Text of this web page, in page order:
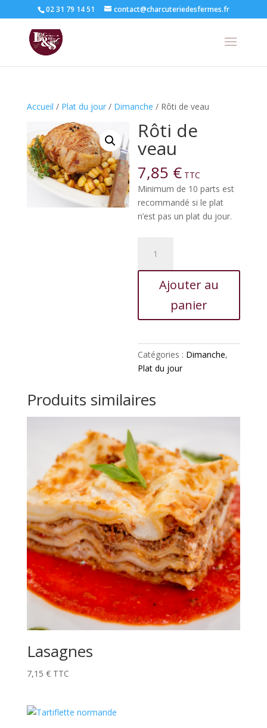
02 31 79 14 51 contact@charcuteriedesfermes.fr
Accueil / Plat du jour/ Dimanche / Rôti de veau
Rôti de
veau
7,85 € TTC
Minimum de 10 parts est
recommandé si le plat
n’est pas un plat du jour.
Rôti
Ajouter au
panier
Catégories : Dimanche,
Plat du jour
Produits similaires
Lasagnes
7,15 € TTC